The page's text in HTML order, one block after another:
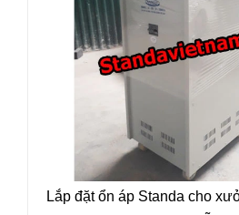
Lắp đặt ổn áp Standa cho